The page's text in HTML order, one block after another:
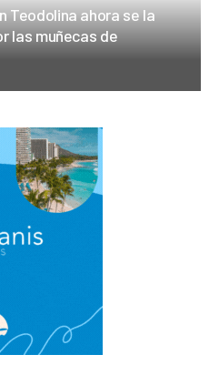
Teodolina ahora se la
las muñecas de